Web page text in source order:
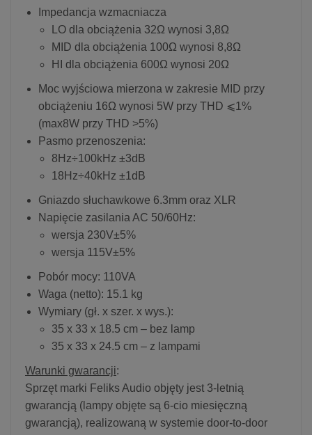
Impedancja wzmacniacza
LO dla obciążenia 32Ω wynosi 3,8Ω
MID dla obciążenia 100Ω wynosi 8,8Ω
HI dla obciążenia 600Ω wynosi 20Ω
Moc wyjściowa mierzona w zakresie MID przy
obciążeniu 16Ω wynosi 5W przy THD ⩽1%
(max8W przy THD >5%)
Pasmo przenoszenia:
8Hz÷100kHz ±3dB
18Hz÷40kHz ±1dB
Gniazdo słuchawkowe 6.3mm oraz XLR
Napięcie zasilania AC 50/60Hz:
wersja 230V±5%
wersja 115V±5%
Pobór mocy: 110VA
Waga (netto): 15.1 kg
Wymiary (gł. x szer. x wys.):
35 x 33 x 18.5 cm – bez lamp
35 x 33 x 24.5 cm – z lampami
Warunki gwarancji:
Sprzęt marki Feliks Audio objęty jest 3-letnią
gwarancją (lampy objęte są 6-cio miesięczną
gwarancją), realizowaną w systemie door-to-door